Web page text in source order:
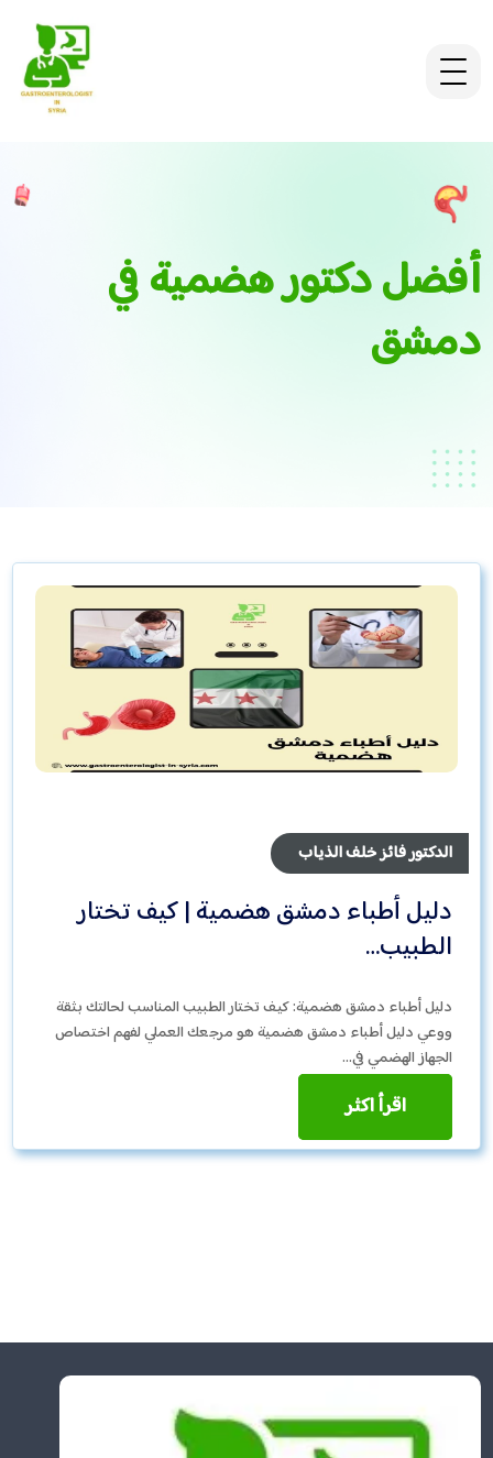
أفضل دكتور هضمية في
دمشق
الدكتور فائز خلف الذياب
دليل أطباء دمشق هضمية | كيف تختار
الطبيب…
دليل أطباء دمشق هضمية: كيف تختار الطبيب المناسب لحالتك بثقة
ووعي دليل أطباء دمشق هضمية هو مرجعك العملي لفهم اختصاص
الجهاز الهضمي في…
اقرأ اكثر